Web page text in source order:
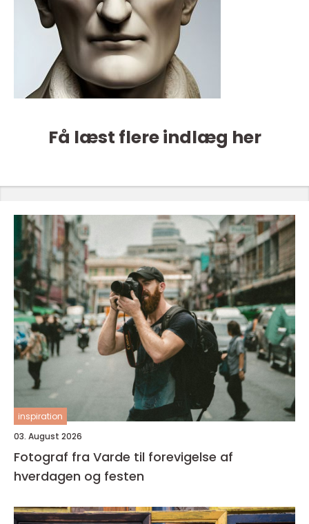
Få læst flere indlæg her
inspiration
03. August 2026
Fotograf fra Varde til forevigelse af
hverdagen og festen